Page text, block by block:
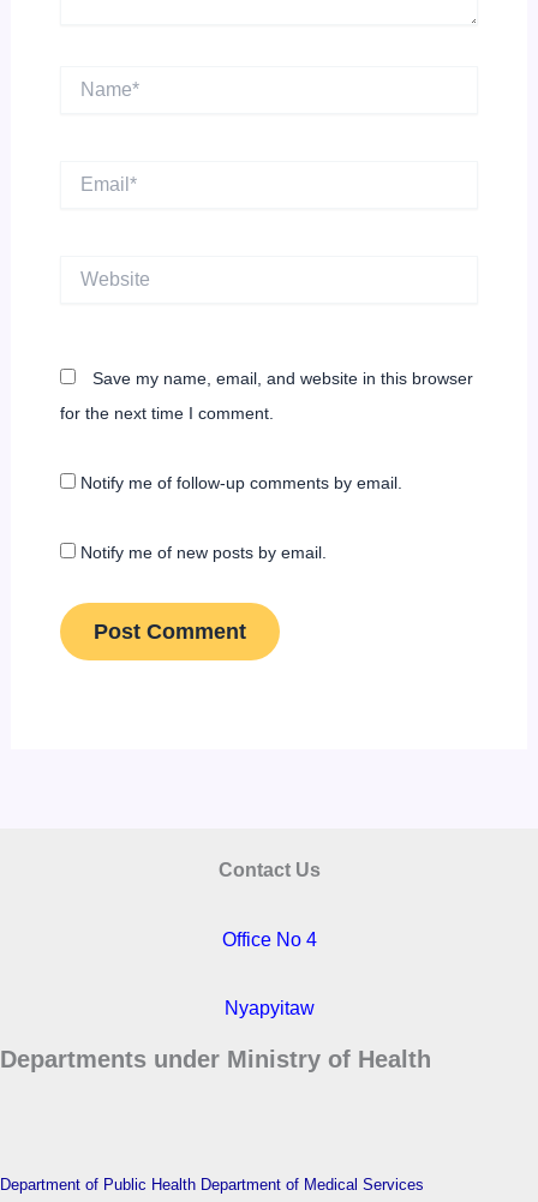
Save my name, email, and website in this browser
for the next time I comment.
Notify me of follow-up comments by email.
Notify me of new posts by email.
Contact Us
Office No 4
Nyapyitaw
Departments under Ministry of Health
Department of Public Health Department of Medical Services